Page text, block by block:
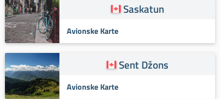
Saskatun
Avionske Karte
Sent Džons
Avionske Karte